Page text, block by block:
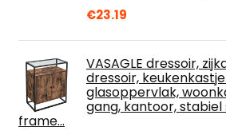
€23.19
VASAGLE dressoir,
dressoir,
glasoppervlak,
gang, kantoor,
frame…